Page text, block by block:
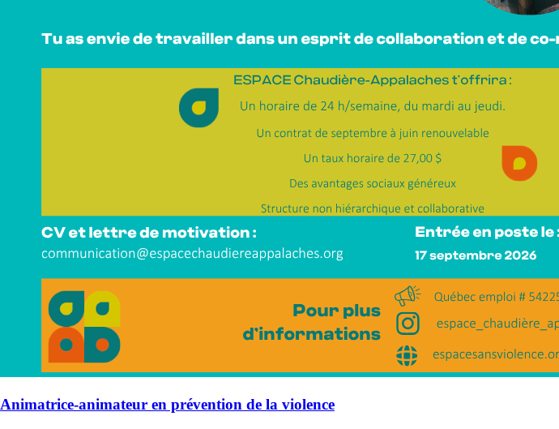
Animatrice-animateur en prévention de la violence